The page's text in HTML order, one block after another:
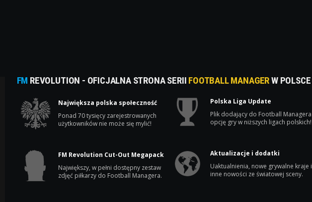
FM REVOLUTION - OFICJALNA STRONA SERII FOOTBALL MANAGERW POLSCE
Największa polska społeczność
Ponad 70 tysięcy zarejestrowanych
użytkowników nie może się mylić!
Polska Liga Update
Plik dodający do Football Managera
opcję gry w niższych ligach polskich!
FM Revolution Cut-Out Megapack
Największy, w pełni dostępny zestaw
zdjęć piłkarzy do Football Managera.
Aktualizacje i dodatki
Uaktualnienia, nowe grywalne kraje i
inne nowości ze światowej sceny.